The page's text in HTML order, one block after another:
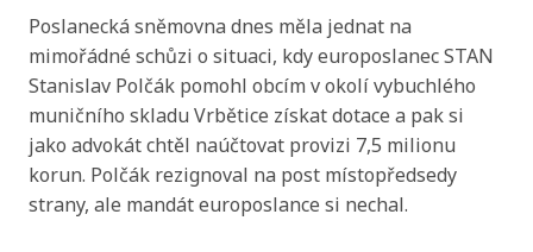
Poslanecká sněmovna dnes měla jednat na
mimořádné schůzi o situaci, kdy europoslanec STAN
Stanislav Polčák pomohl obcím v okolí vybuchlého
muničního skladu Vrbětice získat dotace a pak si
jako advokát chtěl naúčtovat provizi 7,5 milionu
korun. Polčák rezignoval na post místopředsedy
strany, ale mandát europoslance si nechal.